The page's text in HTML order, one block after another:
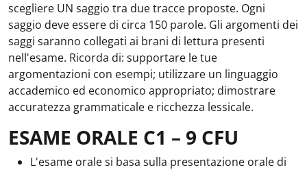
scegliere UN saggio tra due tracce proposte. Ogni
saggio deve essere di circa 150 parole. Gli argomenti dei
saggi saranno collegati ai brani di lettura presenti
nell'esame. Ricorda di: supportare le tue
argomentazioni con esempi; utilizzare un linguaggio
accademico ed economico appropriato; dimostrare
accuratezza grammaticale e ricchezza lessicale.
ESAME ORALE C1 – 9 CFU
L'esame orale si basa sulla presentazione orale di